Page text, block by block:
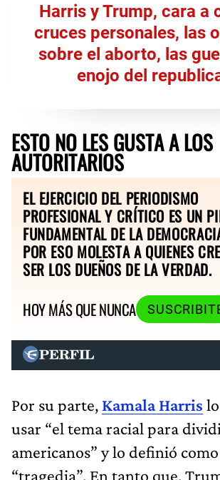
Harris y Trump, cara a
cruces personales, las
sobre el aborto, las
enojo del
ESTO NO LES GUSTA A LOS
AUTORITARIOS
EL EJERCICIO DEL PERIODISMO
PROFESIONAL Y CRÍTICO ES UN
FUNDAMENTAL DE LA
POR ESO MOLESTA A QUIENES
SER LOS DUEÑOS DE LA VERDAD.
HOY MÁS QUE NUNCA
Por su parte, Kamala Harris
usar “el tema racial para
americanos” y lo definió
“tragedia”. En tanto que,